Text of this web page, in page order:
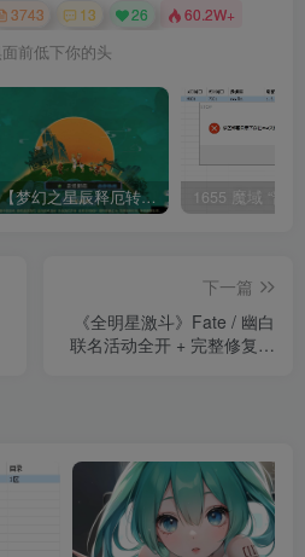
3743 13 26 60.2W+
前低下你的头
【梦幻之星辰释厄转尊享挂机版】MT3换皮梦幻西游Linux服务端+GM后台+双端+源码+架设教程
下一篇
《全明星激斗》Fate / 幽白
联名活动全开 + 完整修复教